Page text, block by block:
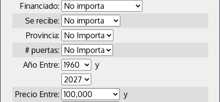
Financiado:
Se recibe:
Provincia:
# puertas:
Año Entre:
y
Precio Entre: y